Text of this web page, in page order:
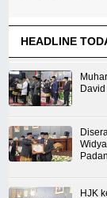
HEADLINE
HJK